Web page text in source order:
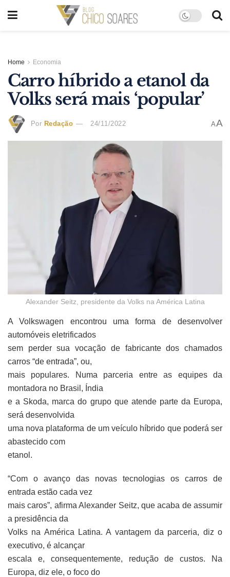
Home Economia
Carro híbrido a etanol da
Volks será mais ‘popular’
Por Redação 24/11/2022 AA
Alexander Seitz, presidente da Volks na América Latina
A Volkswagen encontrou uma forma de desenvolver
automóveis eletrificados
sem perder sua vocação de fabricante dos chamados
carros “de entrada”, ou,
mais populares. Numa parceria entre as equipes da
montadora no Brasil, Índia
e a Skoda, marca do grupo que atende parte da Europa,
será desenvolvida
uma nova plataforma de um veículo híbrido que poderá ser
abastecido com
etanol.
“Com o avanço das novas tecnologias os carros de
entrada estão cada vez
mais caros”, afirma Alexander Seitz, que acaba de assumir
a presidência da
Volks na América Latina. A vantagem da parceria, diz o
executivo, é alcançar
escala e, consequentemente, redução de custos. Na
Europa, diz ele, o foco do